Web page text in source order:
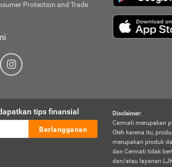
Protection and Trade
tips finansial
Berlangganan
Disclaimer:
Cermati merupakan
Oleh karena itu,
merupakan produk
dan Cermati tidak
dan/atau layanan